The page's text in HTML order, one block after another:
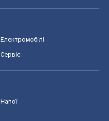
Електромобілі
Сервіс
Напої